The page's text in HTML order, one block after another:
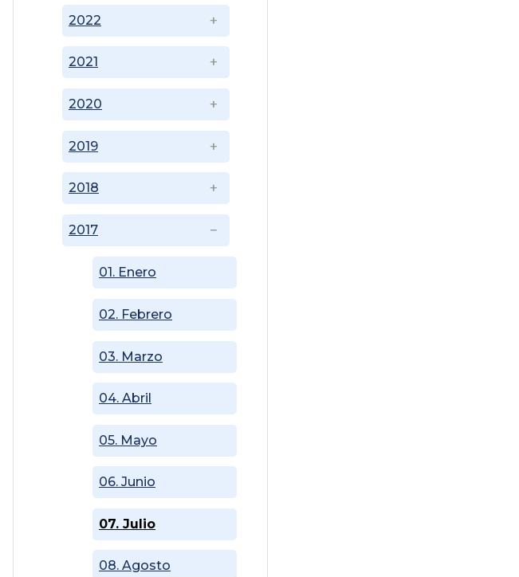
2017
01. Enero
02. Febrero
03. Marzo
04. Abril
05. Mayo
06. Junio
07. Julio
08. Agosto
2018
2019
2020
2021
2022